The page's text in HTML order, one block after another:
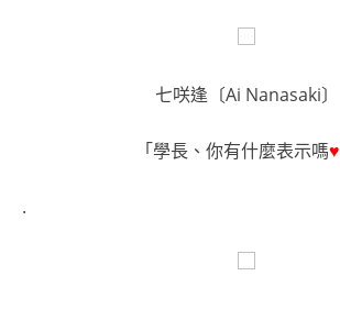
七咲逢〔Ai Nanasaki〕
「學長、你有什麼表示嗎♥
.